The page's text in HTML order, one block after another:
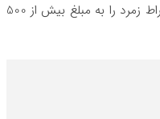
وی افزود: در تازه‌ترین مورد، ریاست معادن حکومت طالبان در پنجشیر توانسته 3987 قیراط زمرد را به مبلغ بیش از 500